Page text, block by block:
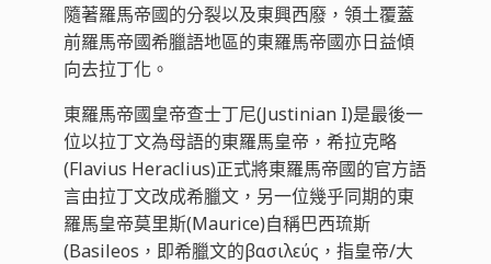
隨著羅馬帝國的分裂以及東興西廢，領土覆蓋
前羅馬帝國希臘語地區的東羅馬帝國亦日益傾
向去拉丁化。
東羅馬帝國皇帝查士丁尼(Justinian I)是最後一
位以拉丁文為母語的東羅馬皇帝，希拉克略
(Flavius Heraclius)正式將東羅馬帝國的官方語
言由拉丁文改成希臘文，另一位幾乎同期的東
羅馬皇帝莫里斯(Maurice)自稱巴西琉斯
(Basileos，即希臘文的βασιλεύς，指皇帝/大